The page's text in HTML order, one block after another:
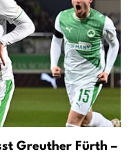
Greuther Fürth –